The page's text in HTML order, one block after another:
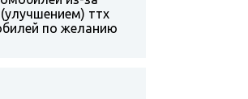
ттх
по желанию